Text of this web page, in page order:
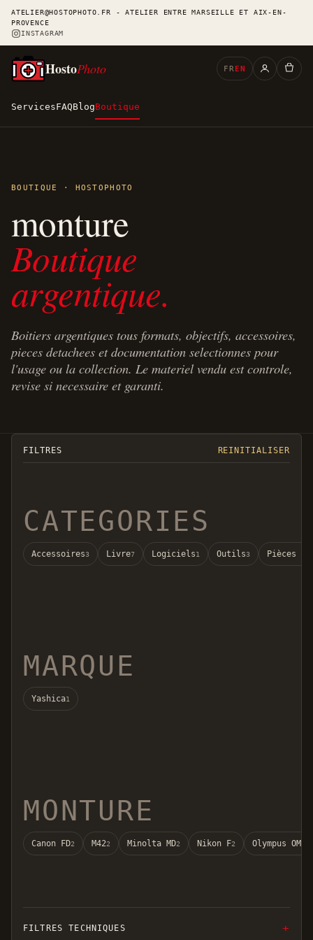
ATELIER@HOSTOPHOTO.FR - ATELIER ENTRE MARSEILLE ET AIX-EN-
PROVENCE
INSTAGRAM
ServicesFAQBlogBoutique
HostoPhoto FR EN
BOUTIQUE · HOSTOPHOTO
monture
Boutique
argentique.
Boitiers argentiques tous formats, objectifs, accessoires,
pieces detachees et documentation selectionnes pour
l'usage ou la collection. Le materiel vendu est controle,
revise si necessaire et garanti.
FILTRES REINITIALISER
CATEGORIES
Accessoires3 Livre7 Logiciels1 Outils3 Pièces
MARQUE
Yashica1
MONTURE
Canon FD2 M422 Minolta MD2 Nikon F2 Olympus OM
FILTRES TECHNIQUES